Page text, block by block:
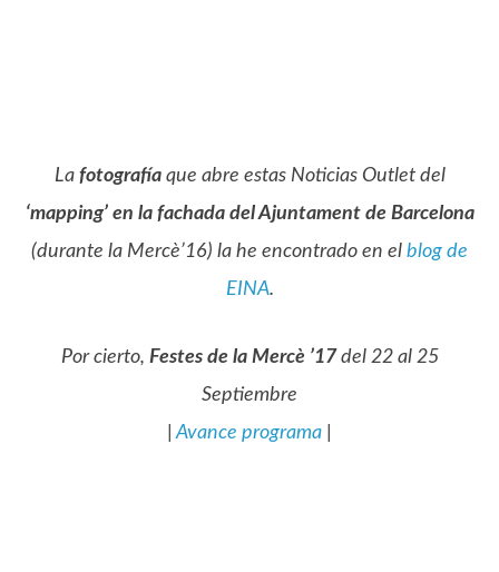
La fotografíaque abre estas Noticias Outlet del
‘mapping’ en la fachada del Ajuntament de Barcelona
(durante la Mercè’16) la he encontrado en el blog de
EINA.
Por cierto, Festes de la Mercè ’17del 22 al 25
Septiembre
|Avance programa